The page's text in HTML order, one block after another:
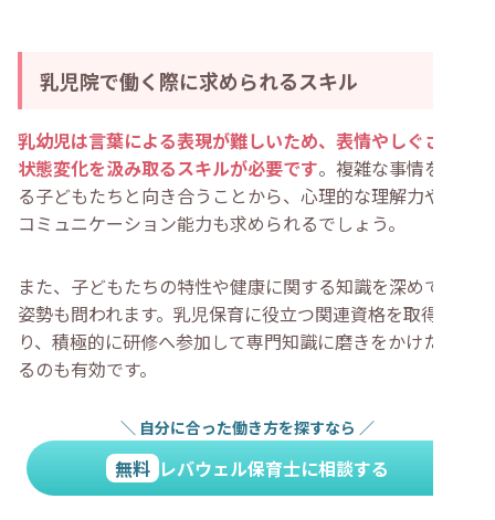
乳児院で働く際に求められるスキル
乳幼児は言葉による表現が難しいため、表情やしぐさから
状態変化を汲み取るスキルが必要です。複雑な事情を抱え
る子どもたちと向き合うことから、心理的な理解力や高い
コミュニケーション能力も求められるでしょう。
また、子どもたちの特性や健康に関する知識を深めている
姿勢も問われます。乳児保育に役立つ関連資格を取得した
り、積極的に研修へ参加して専門知識に磨きをかけたりす
るのも有効です。
＼ 自分に合った働き方を探すなら ／
無料 レバウェル保育士に相談する